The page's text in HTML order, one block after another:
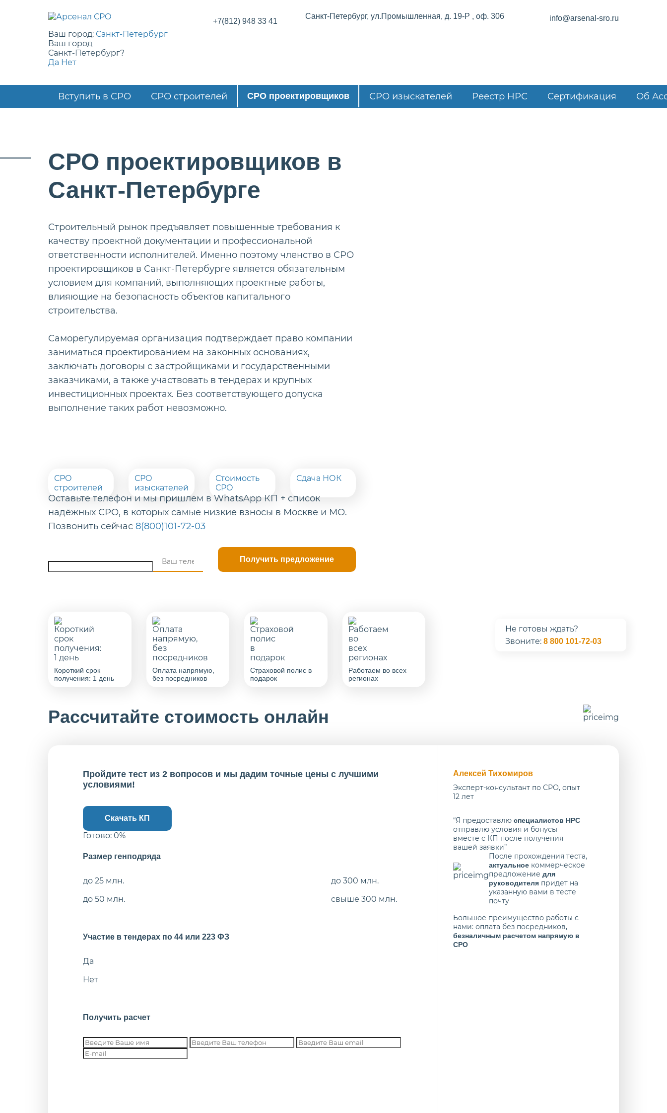
Ваш город: Санкт-Петербург
Ваш город
Санкт-Петербург?
Да Нет
+7(812) 948 33 41
Санкт-Петербург, ул.Промышленная, д. 19-Р , оф. 306 info@arsenal-sro.ru
Вступить в СРО СРО строителей СРО проектировщиков СРО изыскателей Реестр НРС Сертификация Об
СРО проектировщиков в
Санкт-Петербурге
Строительный рынок предъявляет повышенные требования к
качеству проектной документации и профессиональной
ответственности исполнителей. Именно поэтому членство в СРО
проектировщиков в Санкт-Петербурге является обязательным
условием для компаний, выполняющих проектные работы,
влияющие на безопасность объектов капитального
строительства.
Саморегулируемая организация подтверждает право компании
заниматься проектированием на законных основаниях,
заключать договоры с застройщиками и государственными
заказчиками, а также участвовать в тендерах и крупных
инвестиционных проектах. Без соответствующего допуска
выполнение таких работ невозможно.
СРО
строителей
СРО
изыскателей
Стоимость
СРО
Сдача НОК
Оставьте телефон и мы пришлем в WhatsApp КП + список
надёжных СРО, в которых самые низкие взносы в Москве и МО.
Позвонить сейчас 8(800)101-72-03
Не готовы ждать?
Звоните: 8 800 101-72-03
Короткий срок
получения: 1 день
Оплата напрямую,
без посредников
Страховой полис в
подарок
Работаем во всех
регионах
Рассчитайте стоимость онлайн
Пройдите тест из 2 вопросов и мы дадим точные цены с лучшими
условиями!
Скачать КП
Готово: 0%
Размер генподряда
до 25 млн.
до 50 млн.
до 300 млн.
свыше 300 млн.
Участие в тендерах по 44 или 223 ФЗ
Да
Нет
Получить расчет
Алексей Тихомиров
Эксперт-консультант по СРО, опыт
12 лет
“Я предоставлю специалистов НРС
отправлю условия и бонусы
вместе с КП после получения
вашей заявки”
После прохождения теста,
актуальноекоммерческое
предложение для
руководителяпридет на
указанную вами в тесте
почту
Большое преимущество работы с
нами: оплата без посредников,
безналичным расчетом напрямую в
СРО